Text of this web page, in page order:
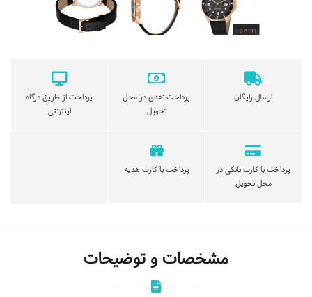
ارسال رایگان
پرداخت نقدی در محل
تحویل
پرداخت از طریق درگاه
اینترنتی
پرداخت با کارت بانکی در
محل تحویل
پرداخت با کارت هدیه
مشخصات و توضیحات